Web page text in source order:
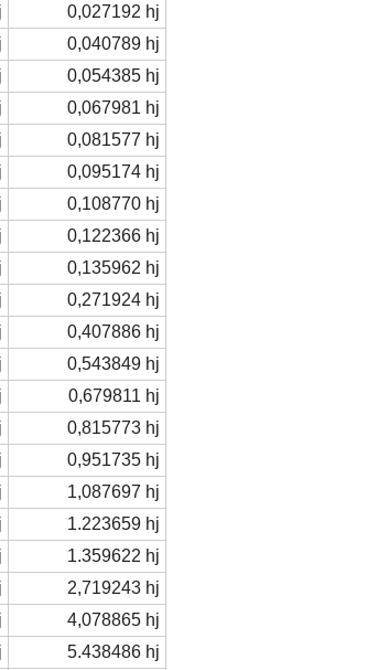
0,027192 hj
0,040789 hj
0,054385 hj
0,067981 hj
0,081577 hj
0,095174 hj
0,108770 hj
0,122366 hj
0,135962 hj
0,271924 hj
0,407886 hj
0,543849 hj
0,679811 hj
0,815773 hj
0,951735 hj
1,087697 hj
1.223659 hj
1.359622 hj
2,719243 hj
4,078865 hj
5.438486 hj